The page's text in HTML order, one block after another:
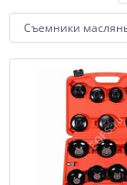
Съемники